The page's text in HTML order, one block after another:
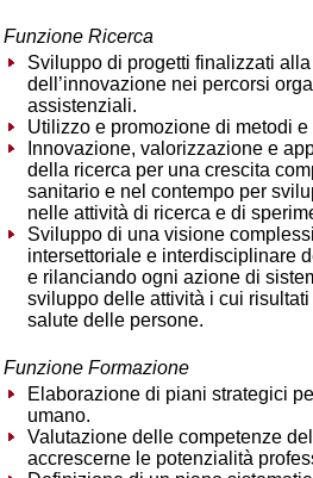
Funzione Ricerca
Sviluppo di progetti finalizzati
dell’innovazione nei percorsi
assistenziali.
Utilizzo e promozione di metodi
Innovazione, valorizzazione e
della ricerca per una crescita
sanitario e nel contempo per
nelle attività di ricerca e di
Sviluppo di una visione
intersettoriale e interdisciplinare
e rilanciando ogni azione di
sviluppo delle attività i cui
salute delle persone.
Funzione Formazione
Elaborazione di piani strategici
umano.
Valutazione delle competenze
accrescerne le potenzialità